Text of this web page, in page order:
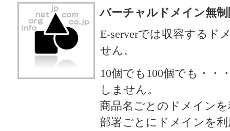
バーチャルドメイン無制
E-serverでは収容するド
せん。
10個でも100個でも・・
しません。
商品名ごとのドメイン
部署ごとにドメインを